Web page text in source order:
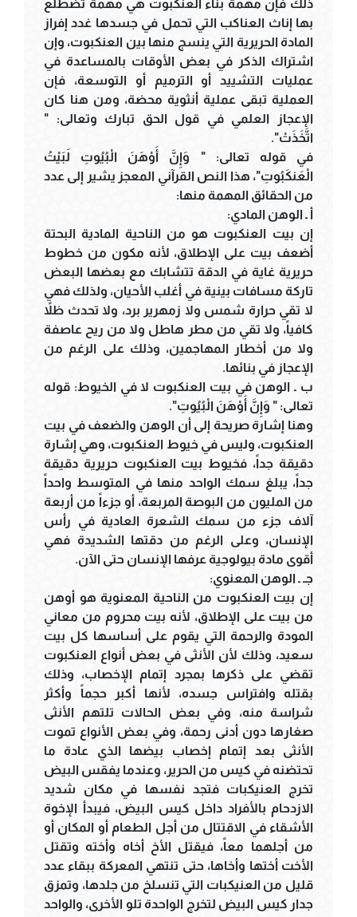
ذلك فإن مهمة بناء العنكبوت هي مهمة تضطلع
بها إناث العناكب التي تحمل في جسدها غدد إفراز
المادة الحريرية التي ينسج منها بين العنكبوت، وإن
اشتراك الذكر في بعض الأوقات بالمساعدة في
عمليات التشييد أو الترميم أو التوسعة، فإن
العملية تبقى عملية أنثوية محضة، ومن هنا كان
الإعجاز العلمي في قول الحق تبارك وتعالى: "
اتَّخَذَتْ".
في قوله تعالى: " وَإِنَّ أَوْهَنَ الْبُيُوتِ لَبَيْتُ
الْعَنكَبُوتِ"، هذا النص القرآني المعجز يشير إلى عدد
من الحقائق المهمة منها:
أ ـ الوهن المادي:
إن بيت العنكبوت هو من الناحية المادية البحتة
أضعف بيت على الإطلاق، لأنه مكون من خطوط
حريرية غاية في الدقة تتشابك مع بعضها البعض
تاركة مسافات بينية في أغلب الأحيان، ولذلك فهي
لا تقي حرارة شمس ولا زمهرير برد، ولا تحدث ظلاً
كافياً، ولا تقي من مطر هاطل ولا من ريح عاصفة
ولا من أخطار المهاجمين، وذلك على الرغم من
الإعجاز في بنائها.
ب ـ الوهن في بيت العنكبوت لا في الخيوط: قوله
تعالى: " وَإِنَّ أَوْهَنَ الْبُيُوتِ".
وهنا إشارة صريحة إلى أن الوهن والضعف في بيت
العنكبوت، وليس في خيوط العنكبوت، وهي إشارة
دقيقة جداً، فخيوط بيت العنكبوت حريرية دقيقة
جداً، يبلغ سمك الواحد منها في المتوسط واحداً
من المليون من البوصة المربعة، أو جزءاً من أربعة
آلاف جزء من سمك الشعرة العادية في رأس
الإنسان، وعلى الرغم من دقتها الشديدة فهي
أقوى مادة بيولوجية عرفها الإنسان حتى الآن.
جـ ـ الوهن المعنوي:
إن بيت العنكبوت من الناحية المعنوية هو أوهن
من بيت على الإطلاق، لأنه بيت محروم من معاني
المودة والرحمة التي يقوم على أساسها كل بيت
سعيد، وذلك لأن الأنثى في بعض أنواع العنكبوت
تقضي على ذكرها بمجرد إتمام الإخصاب، وذلك
بقتله وافتراس جسده، لأنها أكبر حجماً وأكثر
شراسة منه، وفي بعض الحالات تلتهم الأنثى
صغارها دون أدنى رحمة، وفي بعض الأنواع تموت
الأنثى بعد إتمام إخصاب بيضها الذي عادة ما
تحتضنه في كيس من الحرير، وعندما يفقس البيض
تخرج العنيكبات فتجد نفسها في مكان شديد
الازدحام بالأفراد داخل كيس البيض، فيبدأ الإخوة
الأشقاء في الاقتتال من أجل الطعام أو المكان أو
من أجلهما معاً، فيقتل الأخ أخاه وأخته وتقتل
الأخت أختها وأخاها، حتى تنتهي المعركة ببقاء عدد
قليل من العنيكبات التي تنسلخ من جلدها، وتمزق
جدار كيس البيض لتخرج الواحدة تلو الأخرى، والواحد